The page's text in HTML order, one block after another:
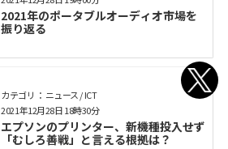
2021年のポータブルオーディオ市場を
振り返る
カテゴリ： ニュース / ICT
エプソンのプリンター、新機種投入せず
「むしろ善戦」と言える根拠は？
2021年12月28日 18時30分